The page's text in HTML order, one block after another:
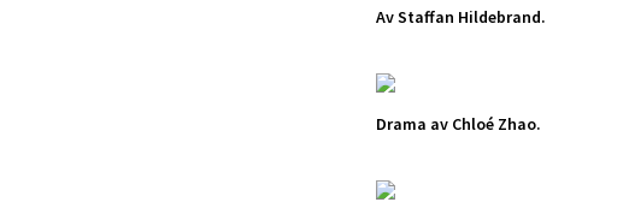
Av Staffan Hildebrand.
Drama av Chloé Zhao.